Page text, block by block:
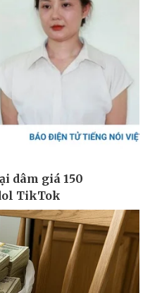
Ô tô - Xe máy
Ô tô
Xe máy
Tư vấn